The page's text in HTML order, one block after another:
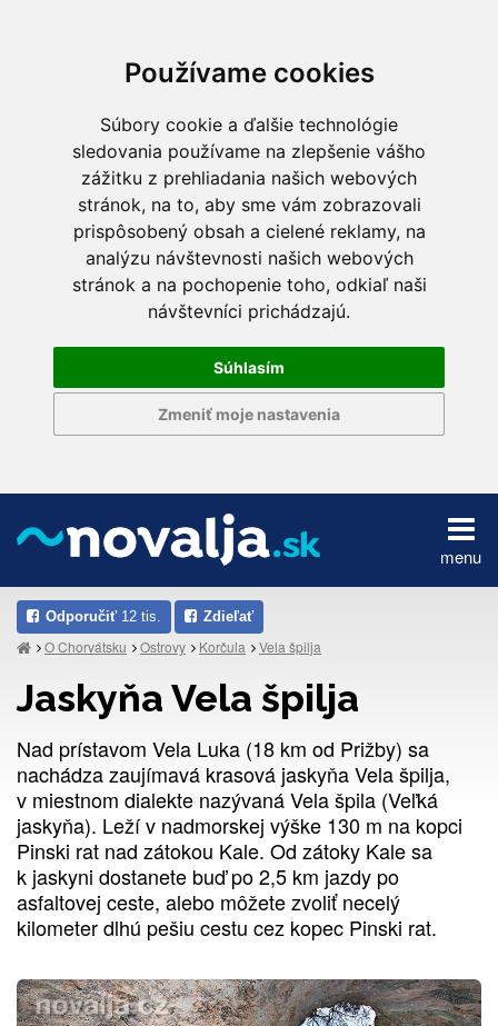
Používame cookies
Súbory cookie a ďalšie technológie
sledovania používame na zlepšenie vášho
zážitku z prehliadania našich webových
stránok, na to, aby sme vám zobrazovali
prispôsobený obsah a cielené reklamy, na
analýzu návštevnosti našich webových
stránok a na pochopenie toho, odkiaľ naši
návštevníci prichádzajú.
Súhlasím
Zmeniť moje nastavenia
menu
Odporučiť12 tis. Zdieľať
O Chorvátsku Ostrovy Korčula Vela špilja
Jaskyňa Vela špilja
Nad prístavom Vela Luka (18 km od Prižby) sa
nachádza zaujímavá krasová jaskyňa Vela špilja,
v miestnom dialekte nazývaná Vela špila (Veľká
jaskyňa). Leží v nadmorskej výške 130 m na kopci
Pinski rat nad zátokou Kale. Od zátoky Kale sa
k jaskyni dostanete buď po 2,5 km jazdy po
asfaltovej ceste, alebo môžete zvoliť necelý
kilometer dlhú pešiu cestu cez kopec Pinski rat.